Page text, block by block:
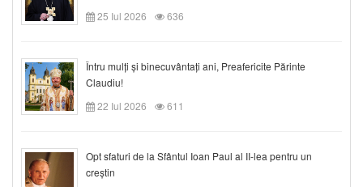
25 Iul 2026
636
Întru mulți și binecuvântați ani, Preafericite Părinte
Claudiu!
22 Iul 2026
611
Opt sfaturi de la Sfântul Ioan Paul al II-lea pentru un
creștin